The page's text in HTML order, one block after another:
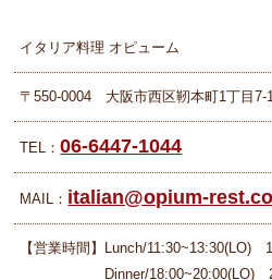
イタリア料理 オピューム
〒550-0004 大阪市西区靭本町1丁目7-
TEL：06-6447-1044
MAIL： italian@opium-
【営業時間】Lunch/11:30~13:30(LO)
Dinner/18:00~20:00(LO)